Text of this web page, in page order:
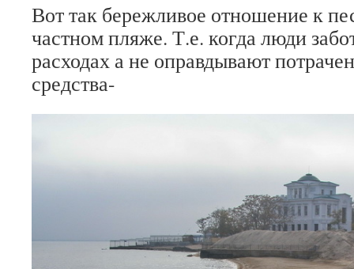
Вот так бережливое отношение к
частном пляже. Т.е. когда люди
расходах а не оправдывают
средства-